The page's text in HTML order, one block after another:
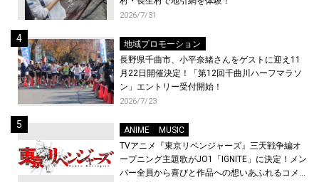
2026/7/31
地域プロモーション
長野県千曲市、小平奈緒さんをゲストに迎え11
月22日開催決定！「第12回千曲川ハーフマラソ
ン」エントリー受付開始！
2026/7/23
ANIME
MUSIC
TVアニメ『東京リベンジャーズ』三天戦争編オ
ープニング主題歌がJO1「IGNITE」に決定！メン
バー全員から喜びと作品への想いあふれるコメン